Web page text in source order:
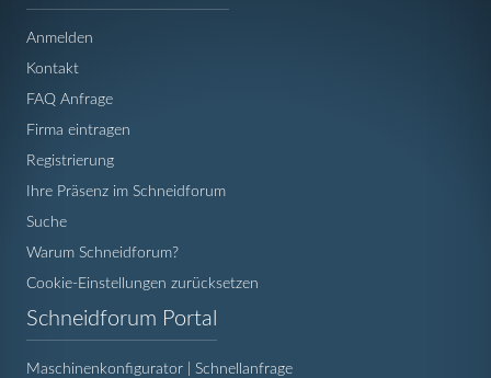
Anmelden
Kontakt
FAQ Anfrage
Firma eintragen
Registrierung
Ihre Präsenz im Schneidforum
Suche
Warum Schneidforum?
Cookie-Einstellungen zurücksetzen
Schneidforum Portal
Maschinenkonfigurator | Schnellanfrage